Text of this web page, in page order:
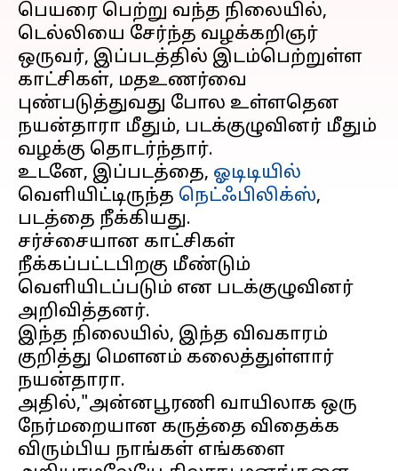
பெயரை பெற்று வந்த நிலையில்,
டெல்லியை சேர்ந்த வழக்கறிஞர்
ஒருவர், இப்படத்தில் இடம்பெற்றுள்ள
காட்சிகள், மதஉணர்வை
புண்படுத்துவது போல உள்ளதென
நயன்தாரா மீதும், படக்குழுவினர் மீதும்
வழக்கு தொடர்ந்தார்.
உடனே, இப்படத்தை, ஓடிடியில்
வெளியிட்டிருந்த நெட்ஃபிலிக்ஸ்,
படத்தை நீக்கியது.
சர்ச்சையான காட்சிகள்
நீக்கப்பட்டபிறகு மீண்டும்
வெளியிடப்படும் என படக்குழுவினர்
அறிவித்தனர்.
இந்த நிலையில், இந்த விவகாரம்
குறித்து மௌனம் கலைத்துள்ளார்
நயன்தாரா.
அதில்,"அன்னபூரணி வாயிலாக ஒரு
நேர்மறையான கருத்தை விதைக்க
விரும்பிய நாங்கள் எங்களை